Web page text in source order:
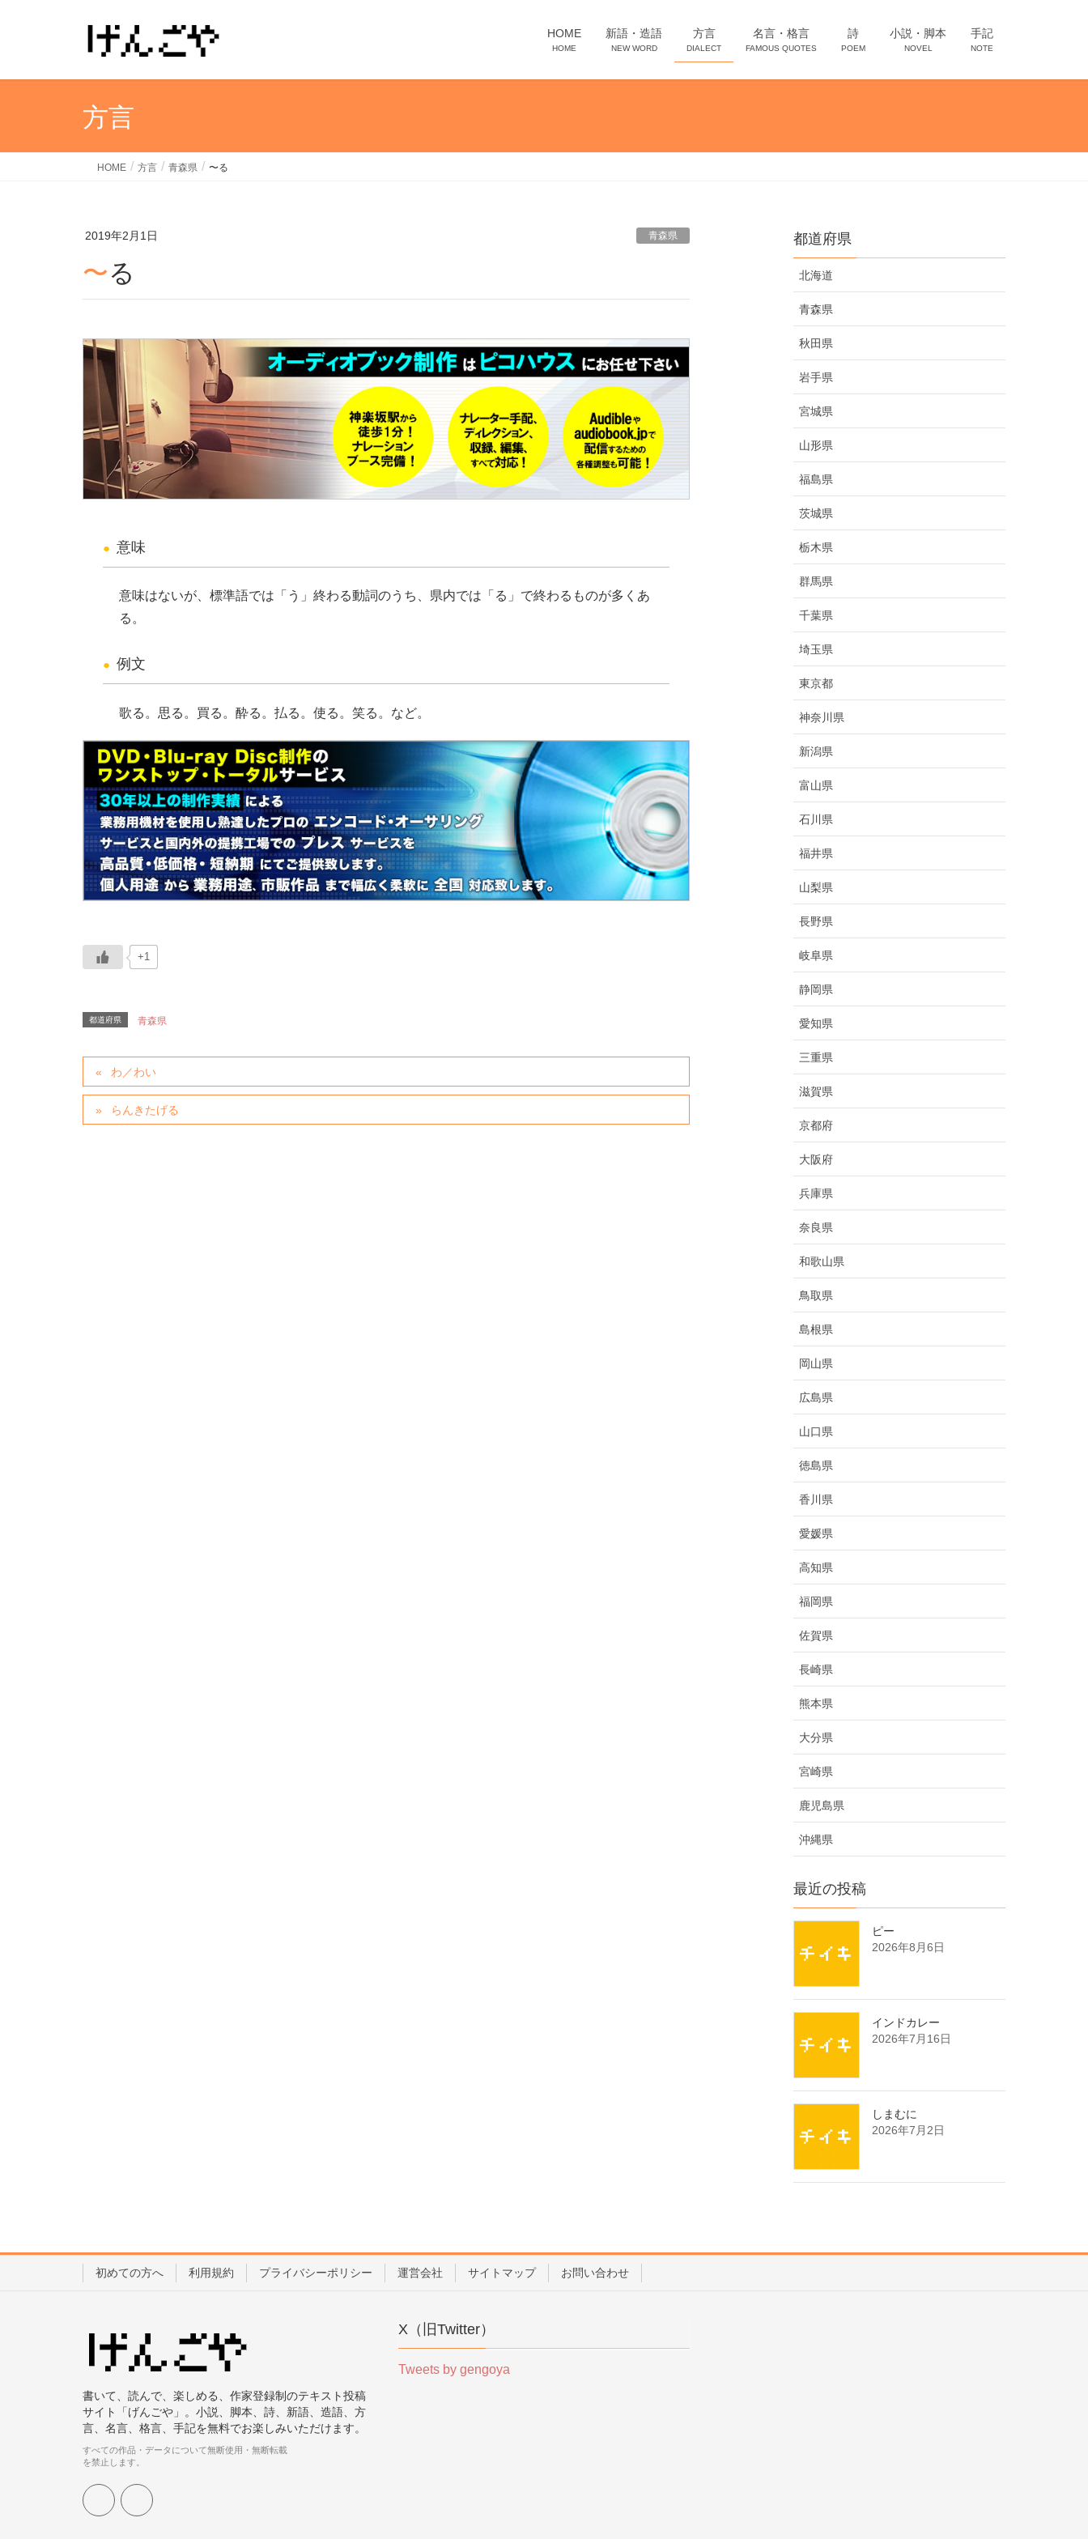
HOME
HOME
新語・造語
NEW WORD
方言
DIALECT
名言・格言
FAMOUS QUOTES
詩
POEM
小説・脚本
NOVEL
手記
NOTE
方言
HOME 方言 青森県 〜る
2019年2月1日 青森県
〜る
意味
意味はないが、標準語では「う」終わる動詞のうち、県内では「る」で終わるものが多くあ
る。
例文
歌る。思る。買る。酔る。払る。使る。笑る。など。
+1
都道府県 青森県
わ／わい
らんきたげる
都道府県
北海道
青森県
秋田県
岩手県
宮城県
山形県
福島県
茨城県
栃木県
群馬県
千葉県
埼玉県
東京都
神奈川県
新潟県
富山県
石川県
福井県
山梨県
長野県
岐阜県
静岡県
愛知県
三重県
滋賀県
京都府
大阪府
兵庫県
奈良県
和歌山県
鳥取県
島根県
岡山県
広島県
山口県
徳島県
香川県
愛媛県
高知県
福岡県
佐賀県
長崎県
熊本県
大分県
宮崎県
鹿児島県
沖縄県
最近の投稿
ピー
2026年8月6日
インドカレー
2026年7月16日
しまむに
2026年7月2日
初めての方へ 利用規約 プライバシーポリシー 運営会社 サイトマップ お問い合わせ
書いて、読んで、楽しめる、作家登録制のテキスト投稿
サイト「げんごや」。小説、脚本、詩、新語、造語、方
言、名言、格言、手記を無料でお楽しみいただけます。
すべての作品・データについて無断使用・無断転載
を禁止します。
X（旧Twitter）
Tweets by gengoya